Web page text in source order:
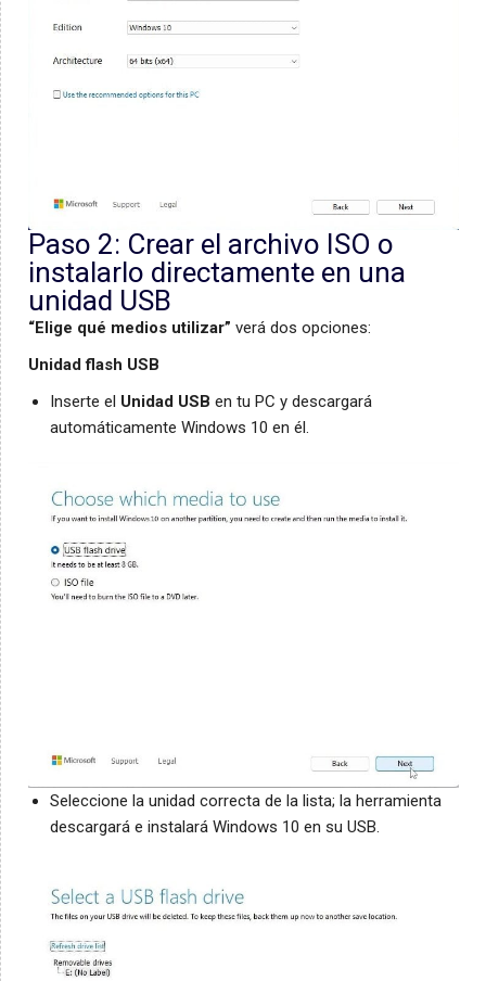
Paso 2: Crear el archivo ISO o
instalarlo directamente en una
unidad USB
“Elige qué medios utilizar” verá dos opciones:
Unidad flash USB
Inserte el Unidad USB en tu PC y descargará
automáticamente Windows 10 en él.
Seleccione la unidad correcta de la lista; la herramienta
descargará e instalará Windows 10 en su USB.